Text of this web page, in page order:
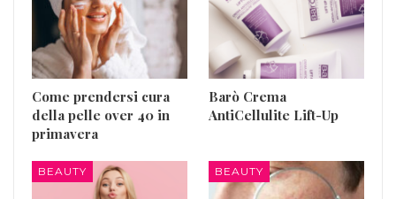
Come prendersi cura
della pelle over 40 in
primavera
Barò Crema
AntiCellulite Lift-Up
BEAUTY BEAUTY